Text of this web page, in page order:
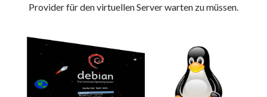
Provider für den virtuellen Server warten zu müssen.